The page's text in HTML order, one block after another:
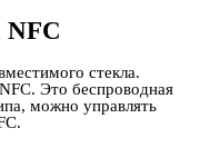
NFC
стекла.
Это беспроводная
можно управлять